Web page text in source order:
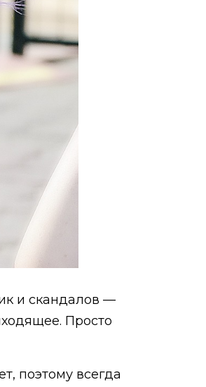
и скандалов —
Просто
поэтому всегда